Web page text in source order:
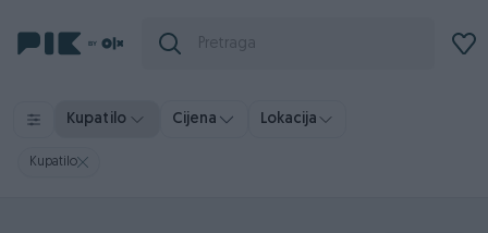
Kupatilo Cijena Lokacija
Kupatilo